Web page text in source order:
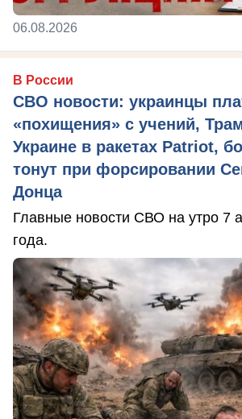
06.08.2026
В России
СВО новости: украинцы
«похищения» с учений,
Украине в ракетах Patriot,
тонут при форсировании
Донца
Главные новости СВО на утро 7
года.